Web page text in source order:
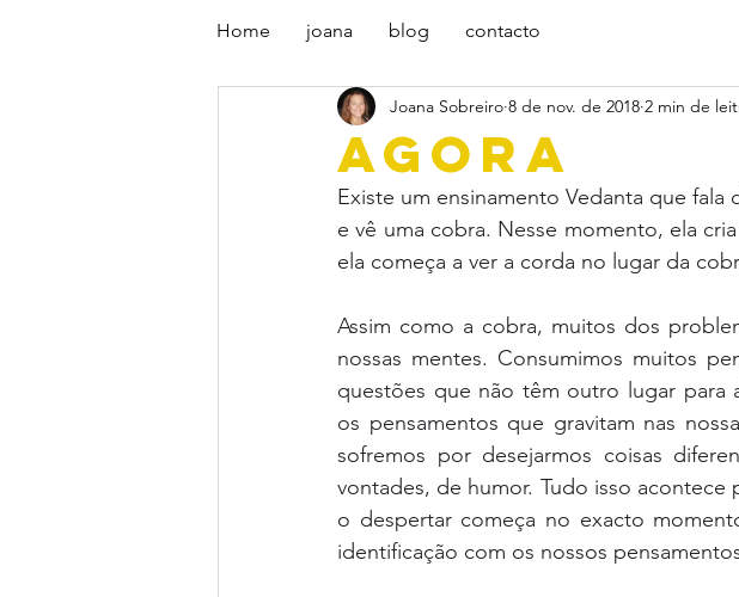
Home joana blog contacto
AGORA
Joana Sobreiro 8 de nov. de 2018 2 min de
Existe um ensinamento Vedanta que
e vê uma cobra. Nesse momento, ela
ela começa a ver a corda no lugar da
Assim como a cobra, muitos dos
nossas mentes. Consumimos muitos
questões que não têm outro lugar para
os pensamentos que gravitam nas
sofremos por desejarmos coisas
vontades, de humor. Tudo isso
o despertar começa no exacto
identificação com os nossos